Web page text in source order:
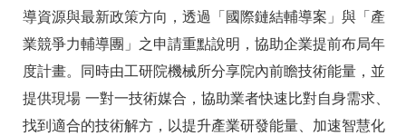
導資源與最新政策方向，透過「 國際鏈結輔導案 」與「 產
業競爭力輔導團 」之申請重點說明，協助企業提前布局年
度計畫。同時由工研院機械所分享院內前瞻技術能量，並
提供現場 一對一技術媒合，協助業者快速比對自身需求、
找到適合的技術解方，以提升產業研發能量、加速智慧化